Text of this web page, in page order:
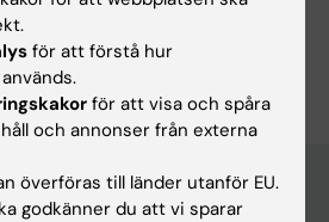
för att förstå hur
för att visa och spåra
och annonser från externa
överföras till länder utanför EU.
godkänner du att vi sparar